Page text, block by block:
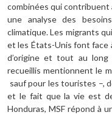
combinées qui contribuent
une analyse des
climatique. Les migrants
et les États-Unis font face
d’origine et tout au long
recueillis mentionnent le
sauf pour les touristes –,
et le fait que la vie est
Honduras, MSF répond à